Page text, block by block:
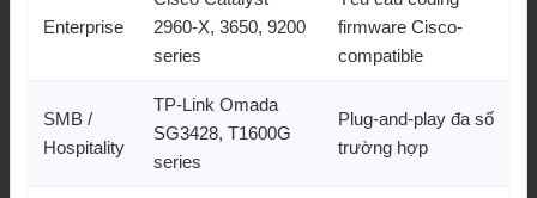
Enterprise
2960-X, 3650, 9200
series
firmware Cisco-
compatible
SMB /
Hospitality
TP-Link Omada
SG3428, T1600G
series
Plug-and-play đa số
trường hợp